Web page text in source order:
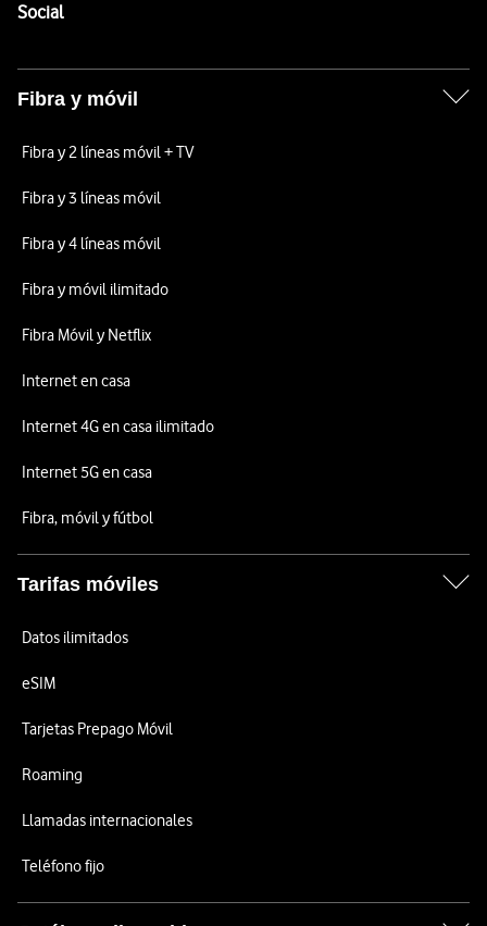
SocialEnlaces a las redes sociales de Vodafone
Fibra y móvil
Fibra y 2 líneas móvil + TV
Fibra y 3 líneas móvil
Fibra y 4 líneas móvil
Fibra y móvil ilimitado
Fibra Móvil y Netflix
Internet en casa
Internet 4G en casa ilimitado
Internet 5G en casa
Fibra, móvil y fútbol
Tarifas móviles
Datos ilimitados
eSIM
Tarjetas Prepago Móvil
Roaming
Llamadas internacionales
Teléfono fijo